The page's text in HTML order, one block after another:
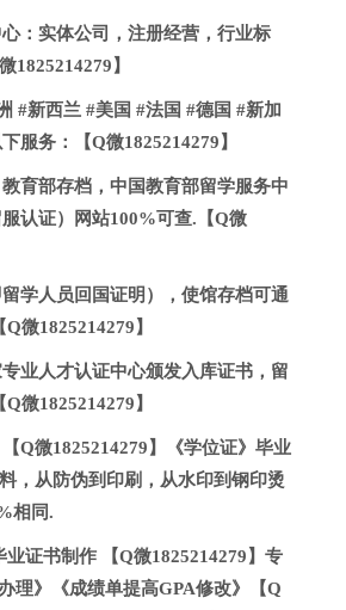
：实体公司，注册经营，行业标
1825214279】
#新西兰 #美国 #法国 #德国 #新加
服务：【Q微1825214279】
育部存档，中国教育部留学服务中
认证）网站100%可查.【Q微
学人员回国证明），使馆存档可通
微1825214279】
业人才认证中心颁发入库证书，留
微1825214279】
Q微1825214279】《学位证》毕业
，从防伪到印刷，从水印到钢印烫
相同.
证书制作 【Q微1825214279】专
理》《成绩单提高GPA修改》【Q